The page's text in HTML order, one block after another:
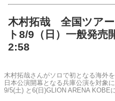
木村拓哉 全国ツア
ト8/9（日）一般発
2:58
木村拓哉さんがソロで初となる海外
日本公演開幕となる兵庫公演を対象
9/5(土) と6(日)GLION ARENA KOBE